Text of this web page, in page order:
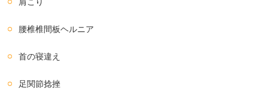
腰椎椎間板ヘルニア
首の寝違え
足関節捻挫